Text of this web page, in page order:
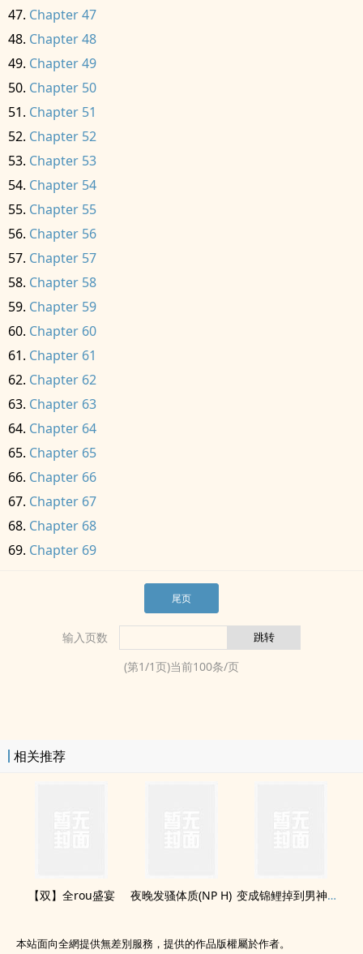
Chapter 47
Chapter 48
Chapter 49
Chapter 50
Chapter 51
Chapter 52
Chapter 53
Chapter 54
Chapter 55
Chapter 56
Chapter 57
Chapter 58
Chapter 59
Chapter 60
Chapter 61
Chapter 62
Chapter 63
Chapter 64
Chapter 65
Chapter 66
Chapter 67
Chapter 68
Chapter 69
尾页
输入页数
(第1/1页)当前100条/页
相关推荐
【双】全rou盛宴 夜晚发骚体质(NP H) 变成锦鲤掉到男神浴缸该怎么破[星际]
本站面向全網提供無差別服務，提供的作品版權屬於作者。